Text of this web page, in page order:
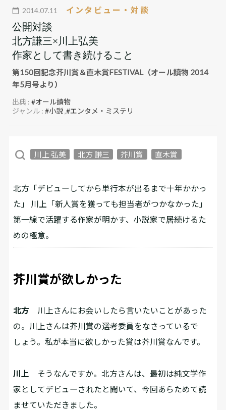
2014.07.11 インタビュー・対談
公開対談
北方謙三×川上弘美
作家として書き続けること
第150回記念芥川賞＆直木賞FESTIVAL（オール讀物 2014
年5月号より）
出典 :#オール讀物
ジャンル :#小説,#エンタメ・ミステリ
川上 弘美 北方 謙三 芥川賞 直木賞
北方「デビューしてから単行本が出るまで十年かかっ
た」 川上「新人賞を獲っても担当者がつかなかった」
第一線で活躍する作家が明かす、小説家で居続けるた
めの極意。
芥川賞が欲しかった
北方 川上さんにお会いしたら言いたいことがあった
の。川上さんは芥川賞の選考委員をなさっているで
しょう。私が本当に欲しかった賞は芥川賞なんです。
川上
そうなんですか。北方さんは、最初は純文学作
家としてデビューされたと聞いて、今回あらためて読
ませていただきました。